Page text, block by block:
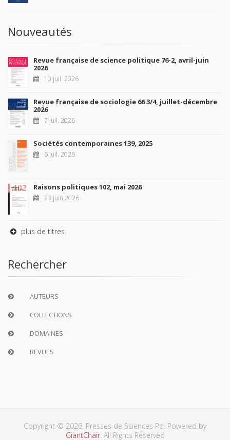
Nouveautés
Revue française de science politique 76-2, avril-juin
2026
10 juil. 2026
Revue française de sociologie 66 3/4, juillet-décembre
2026
7 juil. 2026
Sociétés contemporaines 139, 2025
6 juil. 2026
Raisons politiques 102, mai 2026
23 juin 2026
plus de titres
Rechercher
AUTEURS
COLLECTIONS
DOMAINES
REVUES
Copyright © 2026, Presses de Sciences Po. Powered by
GiantChair. All Rights Reserved